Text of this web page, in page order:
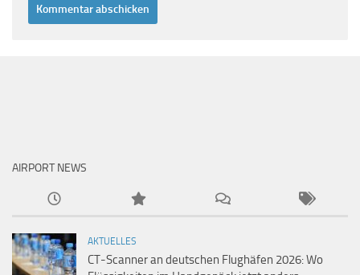
AIRPORT NEWS
AKTUELLES
CT-Scanner an deutschen Flughäfen 2026: Wo